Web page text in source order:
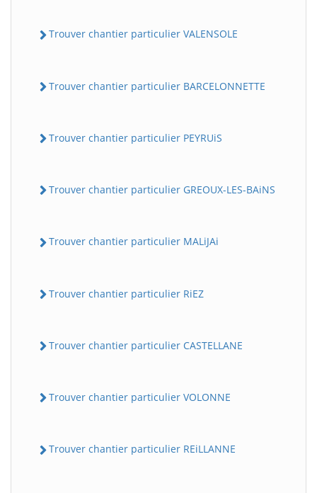
Trouver chantier particulier VALENSOLE
Trouver chantier particulier BARCELONNETTE
Trouver chantier particulier PEYRUiS
Trouver chantier particulier GREOUX-LES-BAiNS
Trouver chantier particulier MALiJAi
Trouver chantier particulier RiEZ
Trouver chantier particulier CASTELLANE
Trouver chantier particulier VOLONNE
Trouver chantier particulier REiLLANNE